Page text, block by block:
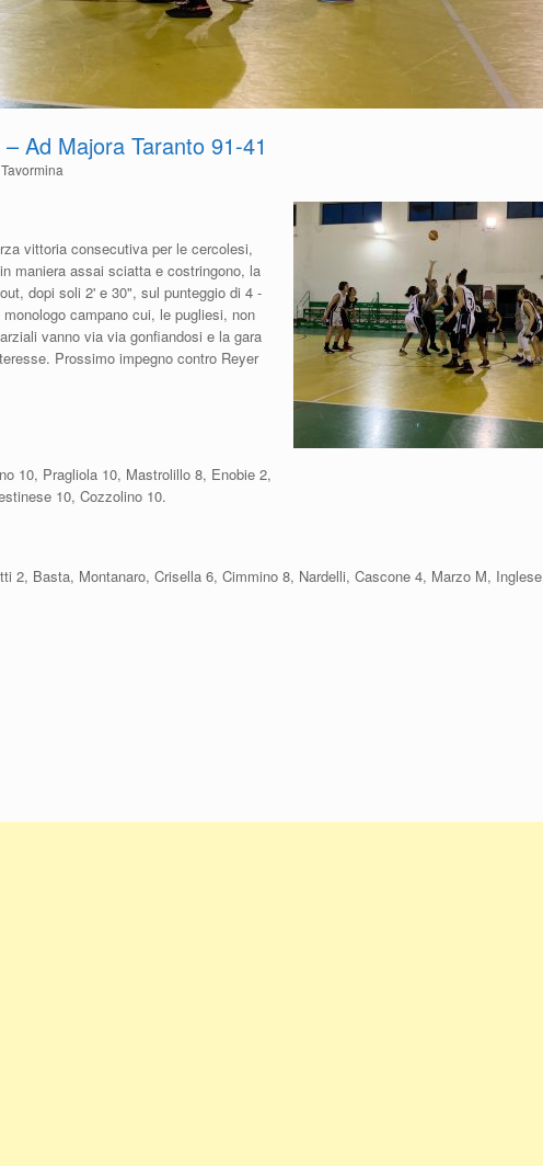
Ad Majora Taranto 91-41
vittoria consecutiva per le cercolesi,
maniera assai sciatta e costringono, la
dopi soli 2' e 30", sul punteggio di 4 -
campano cui, le pugliesi, non
vanno via via gonfiandosi e la gara
Prossimo impegno contro Reyer
10, Pragliola 10, Mastrolillo 8, Enobie 2,
10, Cozzolino 10.
2, Basta, Montanaro, Crisella 6, Cimmino 8, Nardelli, Cascone 4, Marzo M,